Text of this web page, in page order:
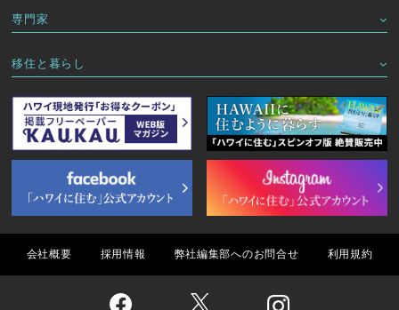
専門家
移住と暮らし
会社概要 採用情報 弊社編集部へのお問合せ 利用規約